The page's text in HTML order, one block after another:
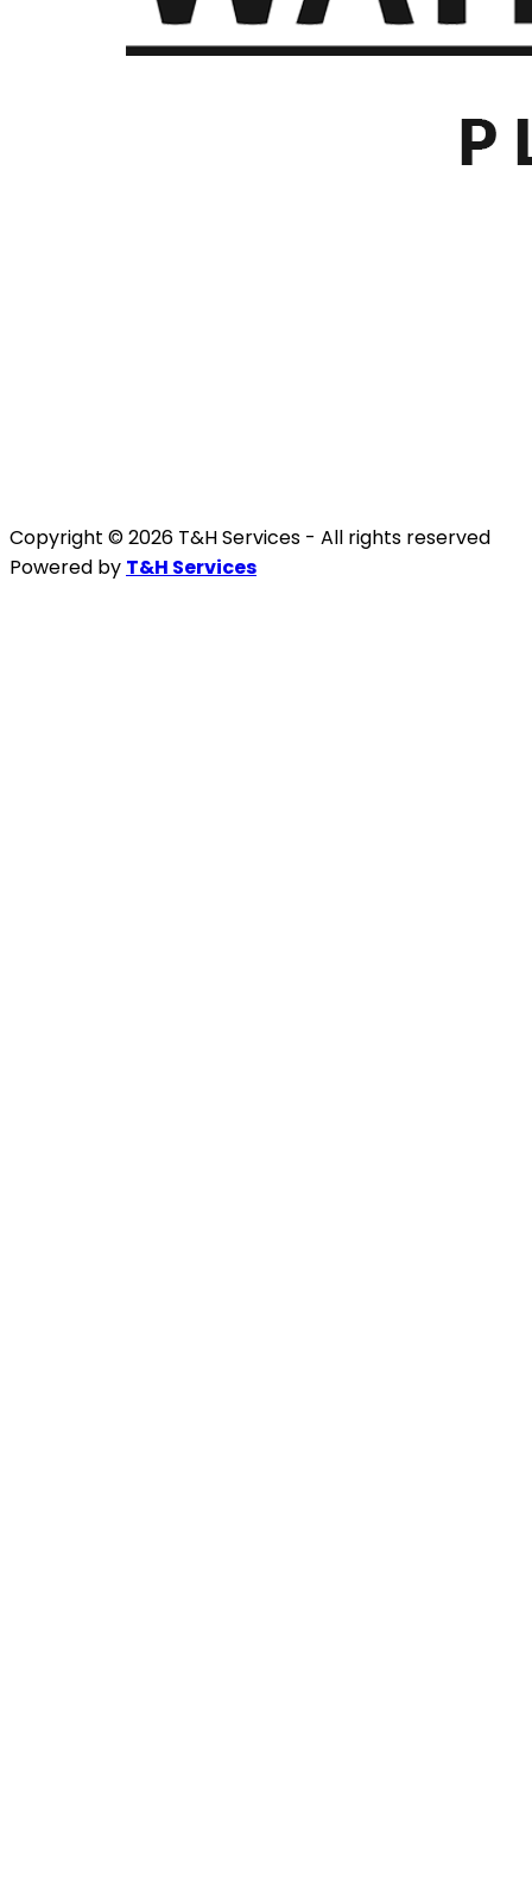
Copyright © 2026 T&H Services - All rights reserved
Powered by T&H Services